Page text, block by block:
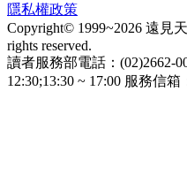
隱私權政策
Copyright© 1999~2026 遠見
rights reserved.
讀者服務部電話：(02)2662-
12:30;13:30 ~ 17:00 服務信箱